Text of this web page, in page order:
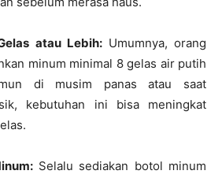
atau Lebih:Umumnya, orang
minum minimal 8 gelas air putih
di musim panas atau saat
kebutuhan ini bisa meningkat
Selalu sediakan botol minum